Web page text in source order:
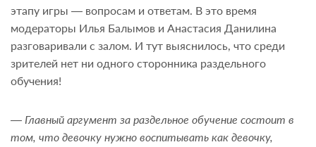
этапу игры — вопросам и ответам. В это время
модераторы Илья Балымов и Анастасия Данилина
разговаривали с залом. И тут выяснилось, что среди
зрителей нет ни одного сторонника раздельного
обучения!
— Главный аргумент за раздельное обучение состоит в
том, что девочку нужно воспитывать как девочку,